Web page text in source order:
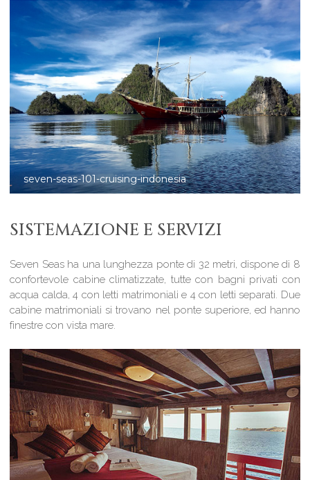
seven-seas-102-raja-ampat
SISTEMAZIONE E SERVIZI
Seven Seas ha una lunghezza ponte di 32 metri, dispone di 8
confortevole cabine climatizzate, tutte con bagni privati con
acqua calda, 4 con letti matrimoniali e 4 con letti separati. Due
cabine matrimoniali si trovano nel ponte superiore, ed hanno
finestre con vista mare.